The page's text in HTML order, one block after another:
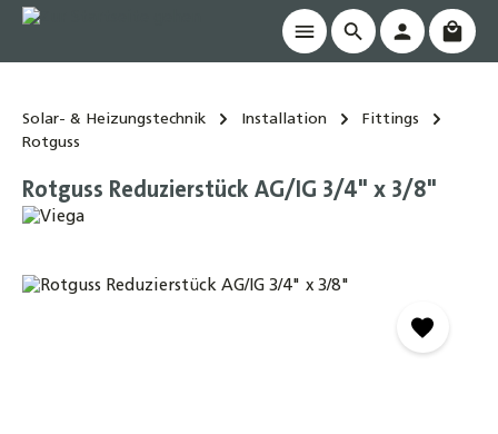
springen
Solar- & Heizungstechnik Installation
Fittings
Rotguss
Rotguss Reduzierstück AG/IG 3/4" x 3/8"
Bildergalerie überspringen